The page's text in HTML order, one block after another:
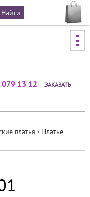
13 12
ЗАКАЗАТЬ
платья › Платье